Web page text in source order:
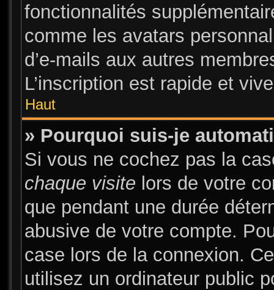
fonctionnalités
comme les avatars
d’e-mails aux autres
L’inscription est rapide et
Haut
» Pourquoi suis-je
Si vous ne cochez pas la
chaque visite lors de votre
que pendant une durée
abusive de votre compte.
case lors de la connexion.
utilisez un ordinateur public